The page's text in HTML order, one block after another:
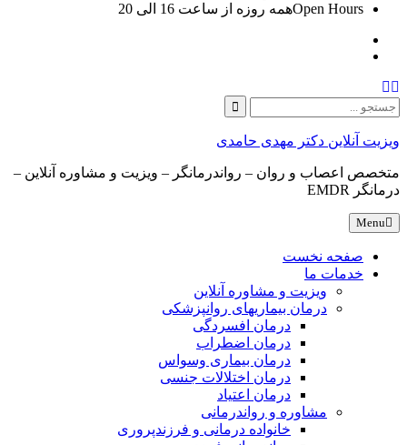
Open Hoursهمه روزه از ساعت 16 الی 20
Search
Search
for:
ویزیت آنلاین دکتر مهدی حامدی
متخصص اعصاب و روان – رواندرمانگر – ویزیت و مشاوره آنلاین –
درمانگر EMDR
Menu
صفحه نخست
خدمات ما
ویزیت و مشاوره آنلاین
درمان بیماریهای روانپزشکی
درمان افسردگی
درمان اضطراب
درمان بیماری وسواس
درمان اختلالات جنسی
درمان اعتیاد
مشاوره و رواندرمانی
خانواده درمانی و فرزندپروری